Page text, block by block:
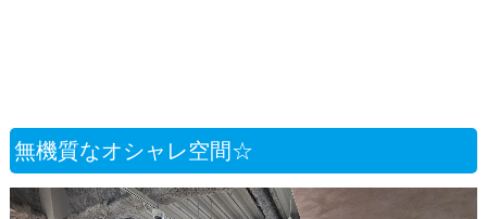
無機質なオシャレ空間☆